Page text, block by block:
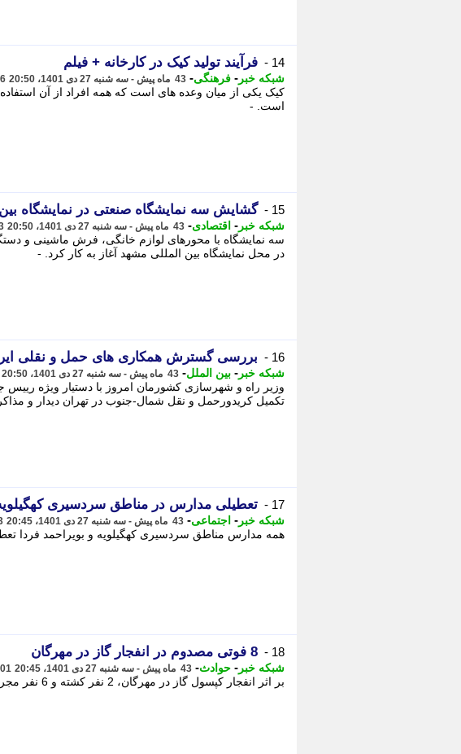
14 - فرآیند تولید کیک در کارخانه + فیلم
شبکه خبر - فرهنگی- 43 ماه پیش - سه شنبه 27 دی 1401، 20:50
کیک یکی از میان وعده های است که همه افراد از آن
است. -
15 - گشایش سه نمایشگاه صنعتی در نمایشگاه
شبکه خبر - اقتصادی- 43 ماه پیش - سه شنبه 27 دی 1401، 20:50
سه نمایشگاه با محورهای لوازم خانگی، فرش ماشینی و
در محل نمایشگاه بین المللی مشهد آغاز به کار کرد. -
16 - بررسی گسترش همکاری های حمل و نقلی
شبکه خبر - بین الملل- 43 ماه پیش - سه شنبه 27 دی 1401، 20:50
وزیر راه و شهرسازی کشورمان امروز با دستیار ویژه
تکمیل کریدورحمل و نقل شمال-جنوب در تهران دیدار و
17 - تعطیلی مدارس در مناطق سردسیری
شبکه خبر - اجتماعی- 43 ماه پیش - سه شنبه 27 دی 1401، 20:45
همه مدارس مناطق سردسیری کهگیلویه و بویراحمد فردا
18 - 8 فوتی مصدوم در انفجار گاز در مهرگان
شبکه خبر - حوادث- 43 ماه پیش - سه شنبه 27 دی 1401، 20:45
بر اثر انفجار کپسول گاز در مهرگان، 2 نفر کشته و 6 نفر مجروح شدند. -